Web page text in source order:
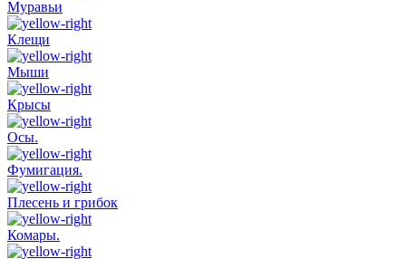
Муравьи
Клещи
Мыши
Крысы
Осы.
Фумигация.
Плесень и грибок
Комары.